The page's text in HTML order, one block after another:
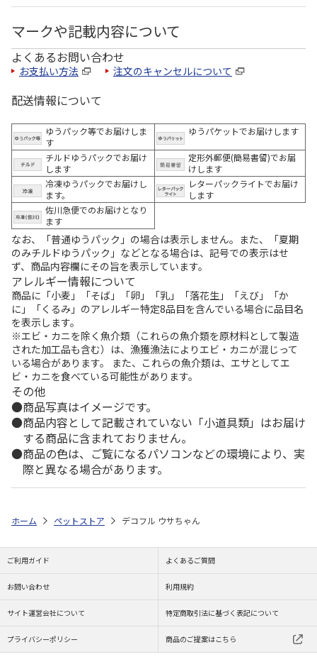
マークや記載内容について
よくあるお問い合わせ
お支払い方法 注文のキャンセルについて
配送情報について
ゆうパック等でお届けしま
す
ゆうパケットでお届けします
チルドゆうパックでお届け
します
定形外郵便(簡易書留)でお届
けします
冷凍ゆうパックでお届けし
ます。
レターパックライトでお届け
します
佐川急便でのお届けとなり
ます
なお、「普通ゆうパック」の場合は表示しません。また、「夏期
のみチルドゆうパック」などとなる場合は、記号での表示はせ
ず、商品内容欄にその旨を表示しています。
アレルギー情報について
商品に「小麦」「そば」「卵」「乳」「落花生」「えび」「か
に」「くるみ」のアレルギー特定8品目を含んでいる場合に品目名
を表示します。
※エビ・カニを除く魚介類（これらの魚介類を原材料として製造
された加工品も含む）は、漁獲漁法によりエビ・カニが混じって
いる場合があります。 また、これらの魚介類は、エサとしてエ
ビ・カニを食べている可能性があります。
その他
商品写真はイメージです。
商品内容として記載されていない「小道具類」はお届け
する商品に含まれておりません。
商品の色は、ご覧になるパソコンなどの環境により、実
際と異なる場合があります。
ホーム ペットストア デコフル ウサちゃん
ご利用ガイド よくあるご質問
お問い合わせ 利用規約
サイト運営会社について 特定商取引法に基づく表記について
プライバシーポリシー 商品のご提案はこちら